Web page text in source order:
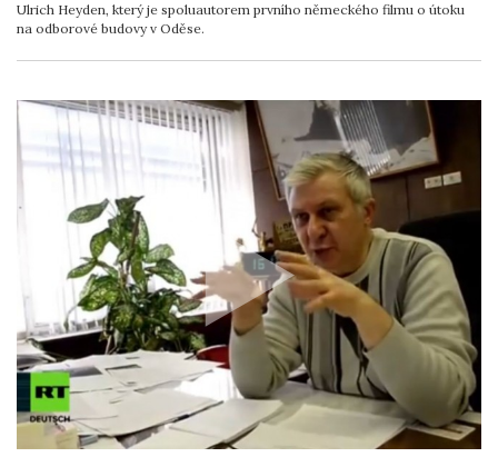
Ulrich Heyden, který je spoluautorem prvního německého filmu o útoku
na odborové budovy v Oděse.